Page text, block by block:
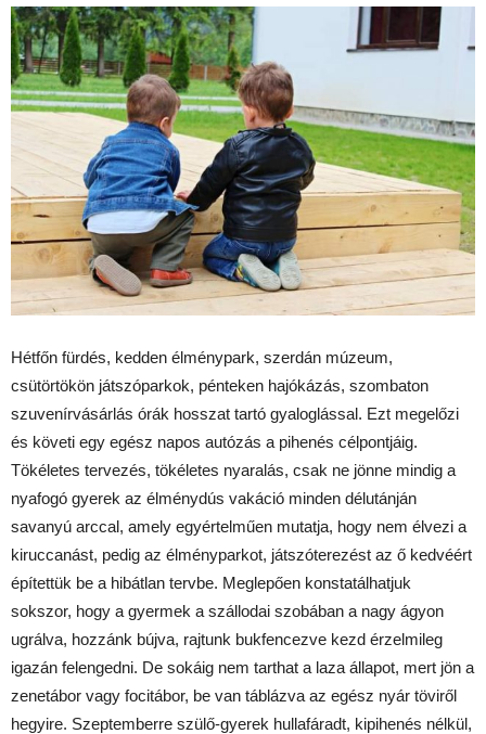
Hétfőn fürdés, kedden élménypark, szerdán múzeum,
csütörtökön játszóparkok, pénteken hajókázás, szombaton
szuvenírvásárlás órák hosszat tartó gyaloglással. Ezt megelőzi
és követi egy egész napos autózás a pihenés célpontjáig.
Tökéletes tervezés, tökéletes nyaralás, csak ne jönne mindig a
nyafogó gyerek az élménydús vakáció minden délutánján
savanyú arccal, amely egyértelműen mutatja, hogy nem élvezi a
kiruccanást, pedig az élményparkot, játszóterezést az ő kedvéért
építettük be a hibátlan tervbe. Meglepően konstatálhatjuk
sokszor, hogy a gyermek a szállodai szobában a nagy ágyon
ugrálva, hozzánk bújva, rajtunk bukfencezve kezd érzelmileg
igazán felengedni. De sokáig nem tarthat a laza állapot, mert jön a
zenetábor vagy focitábor, be van táblázva az egész nyár töviről
hegyire. Szeptemberre szülő-gyerek hullafáradt, kipihenés nélkül,